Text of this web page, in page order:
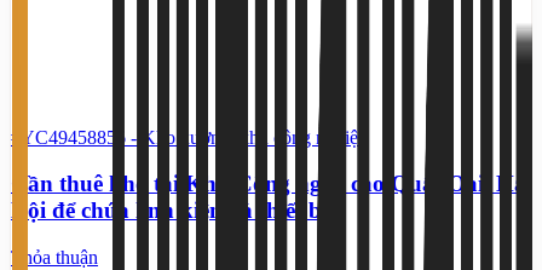
#YC49458856 - Kho xưởng, khu công nghiệp
Cần thuê kho tại Khu Công nghệ cao Quất Oai, Hà
Nội để chứa linh kiện và thiết bị
Thỏa thuận